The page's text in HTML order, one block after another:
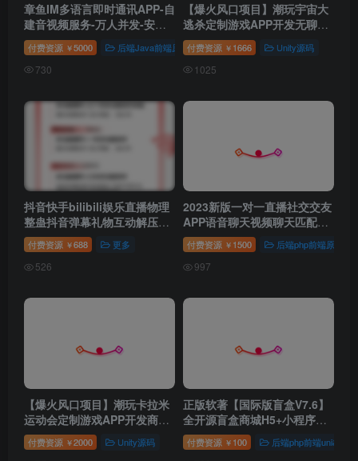
章鱼IM多语言即时通讯APP-自
建音视频服务-万人并发-安卓
IOSPCH5-公众号-群聊转账红
包付费资源 ￥5000 后端Java前端原生
730
【爆火风口项目】潮玩宇宙大
逃杀定制游戏APP开发无聊猿
矿山商城管理系统H5源码嵌入
付费资源 ￥ 1666 Unity源码
1025
抖音快手bilibili娱乐直播物理
整蛊抖音弹幕礼物互动解压娱
乐智能设备项目介绍
付费资源 ￥688 更多
526
2023新版一对一直播社交交友
APP语音聊天视频聊天匹配聊
天即时通信双端APP仿爱聊探
探付费资源 ￥ 1500 后端php前端原生
997
【爆火风口项目】潮玩卡拉米
运动会定制游戏APP开发商城
管理系统H5源码嵌入盲盒商城
付费资源 ￥2000 Unity源码
正版软著【国际版盲盒V7.6】
全开源盲盒商城H5+小程序交
易平台支持定制易码支付正版
付费资源 ￥ 100 后端php前端uni&vue